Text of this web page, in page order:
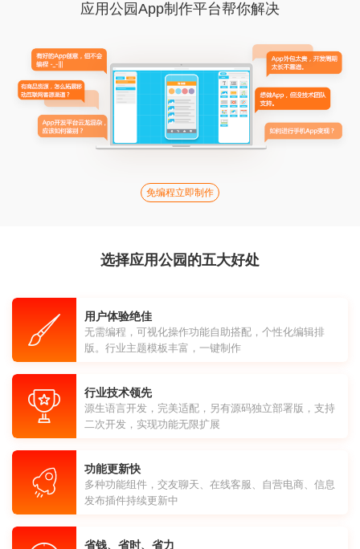
应用公园App制作平台帮你解决
免编程立即制作
选择应用公园的五大好处
用户体验绝佳
无需编程，可视化操作功能自助搭配，个性化编辑排
版。行业主题模板丰富，一键制作
行业技术领先
源生语言开发，完美适配，另有源码独立部署版，支持
二次开发，实现功能无限扩展
功能更新快
多种功能组件，交友聊天、在线客服、自营电商、信息
发布插件持续更新中
省钱、省时、省力